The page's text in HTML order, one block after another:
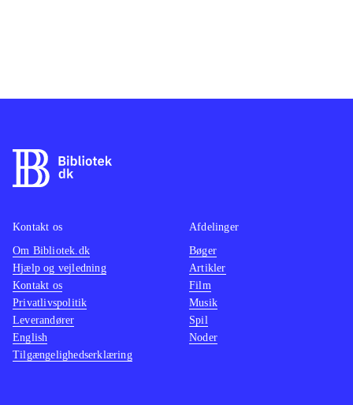
Kontakt os
Om Bibliotek.dk
Hjælp og vejledning
Kontakt os
Privatlivspolitik
Leverandører
English
Tilgængelighedserklæring
Afdelinger
Bøger
Artikler
Film
Musik
Spil
Noder